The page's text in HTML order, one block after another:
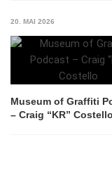
20. MAI 2026
Museum of Graffiti
– Craig “KR” Costello